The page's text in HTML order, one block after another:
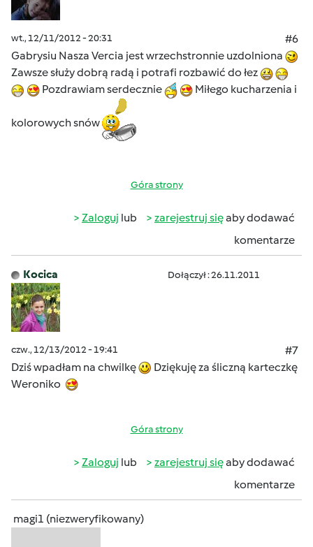
wt., 12/11/2012 - 20:31
#6
Gabrysiu Nasza Vercia jest wrzechstronnie uzdolniona
Zawsze służy dobrą radą i potrafi rozbawić do łez
Pozdrawiam serdecznie
Miłego kucharzenia i
kolorowych snów
Góra strony
Zaloguj lub zarejestruj sięaby dodawać
komentarze
Kocica Dołączył : 26.11.2011
czw., 12/13/2012 - 19:41
#7
Dziś wpadłam na chwilkę
Dziękuję za śliczną karteczkę
Weroniko
Góra strony
Zaloguj lub zarejestruj sięaby dodawać
komentarze
magi1 (niezweryfikowany)